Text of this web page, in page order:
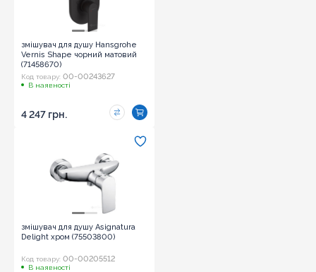
змішувач для душу Hansgrohe
Vernis Shape чорний матовий
(71458670)
Код товару: 00-00243627
В наявності
4 247 грн.
змішувач для душу Asignatura
Delight хром (75503800)
Код товару: 00-00205512
В наявності